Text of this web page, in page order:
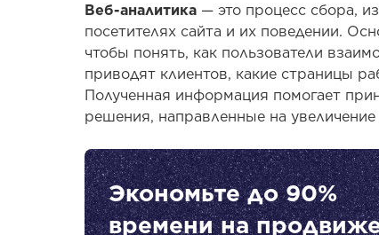
Веб-аналитика — это процесс сбора,
посетителях сайта и их поведении.
чтобы понять, как пользователи
приводят клиентов, какие страницы
Полученная информация помогает
решения, направленные на
Экономьте до 90%
времени на